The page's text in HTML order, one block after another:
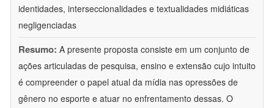
identidades, interseccionalidades e textualidades midiáticas
negligenciadas
Resumo: A presente proposta consiste em um conjunto de
ações articuladas de pesquisa, ensino e extensão cujo intuito
é compreender o papel atual da mídia nas opressões de
gênero no esporte e atuar no enfrentamento dessas. O